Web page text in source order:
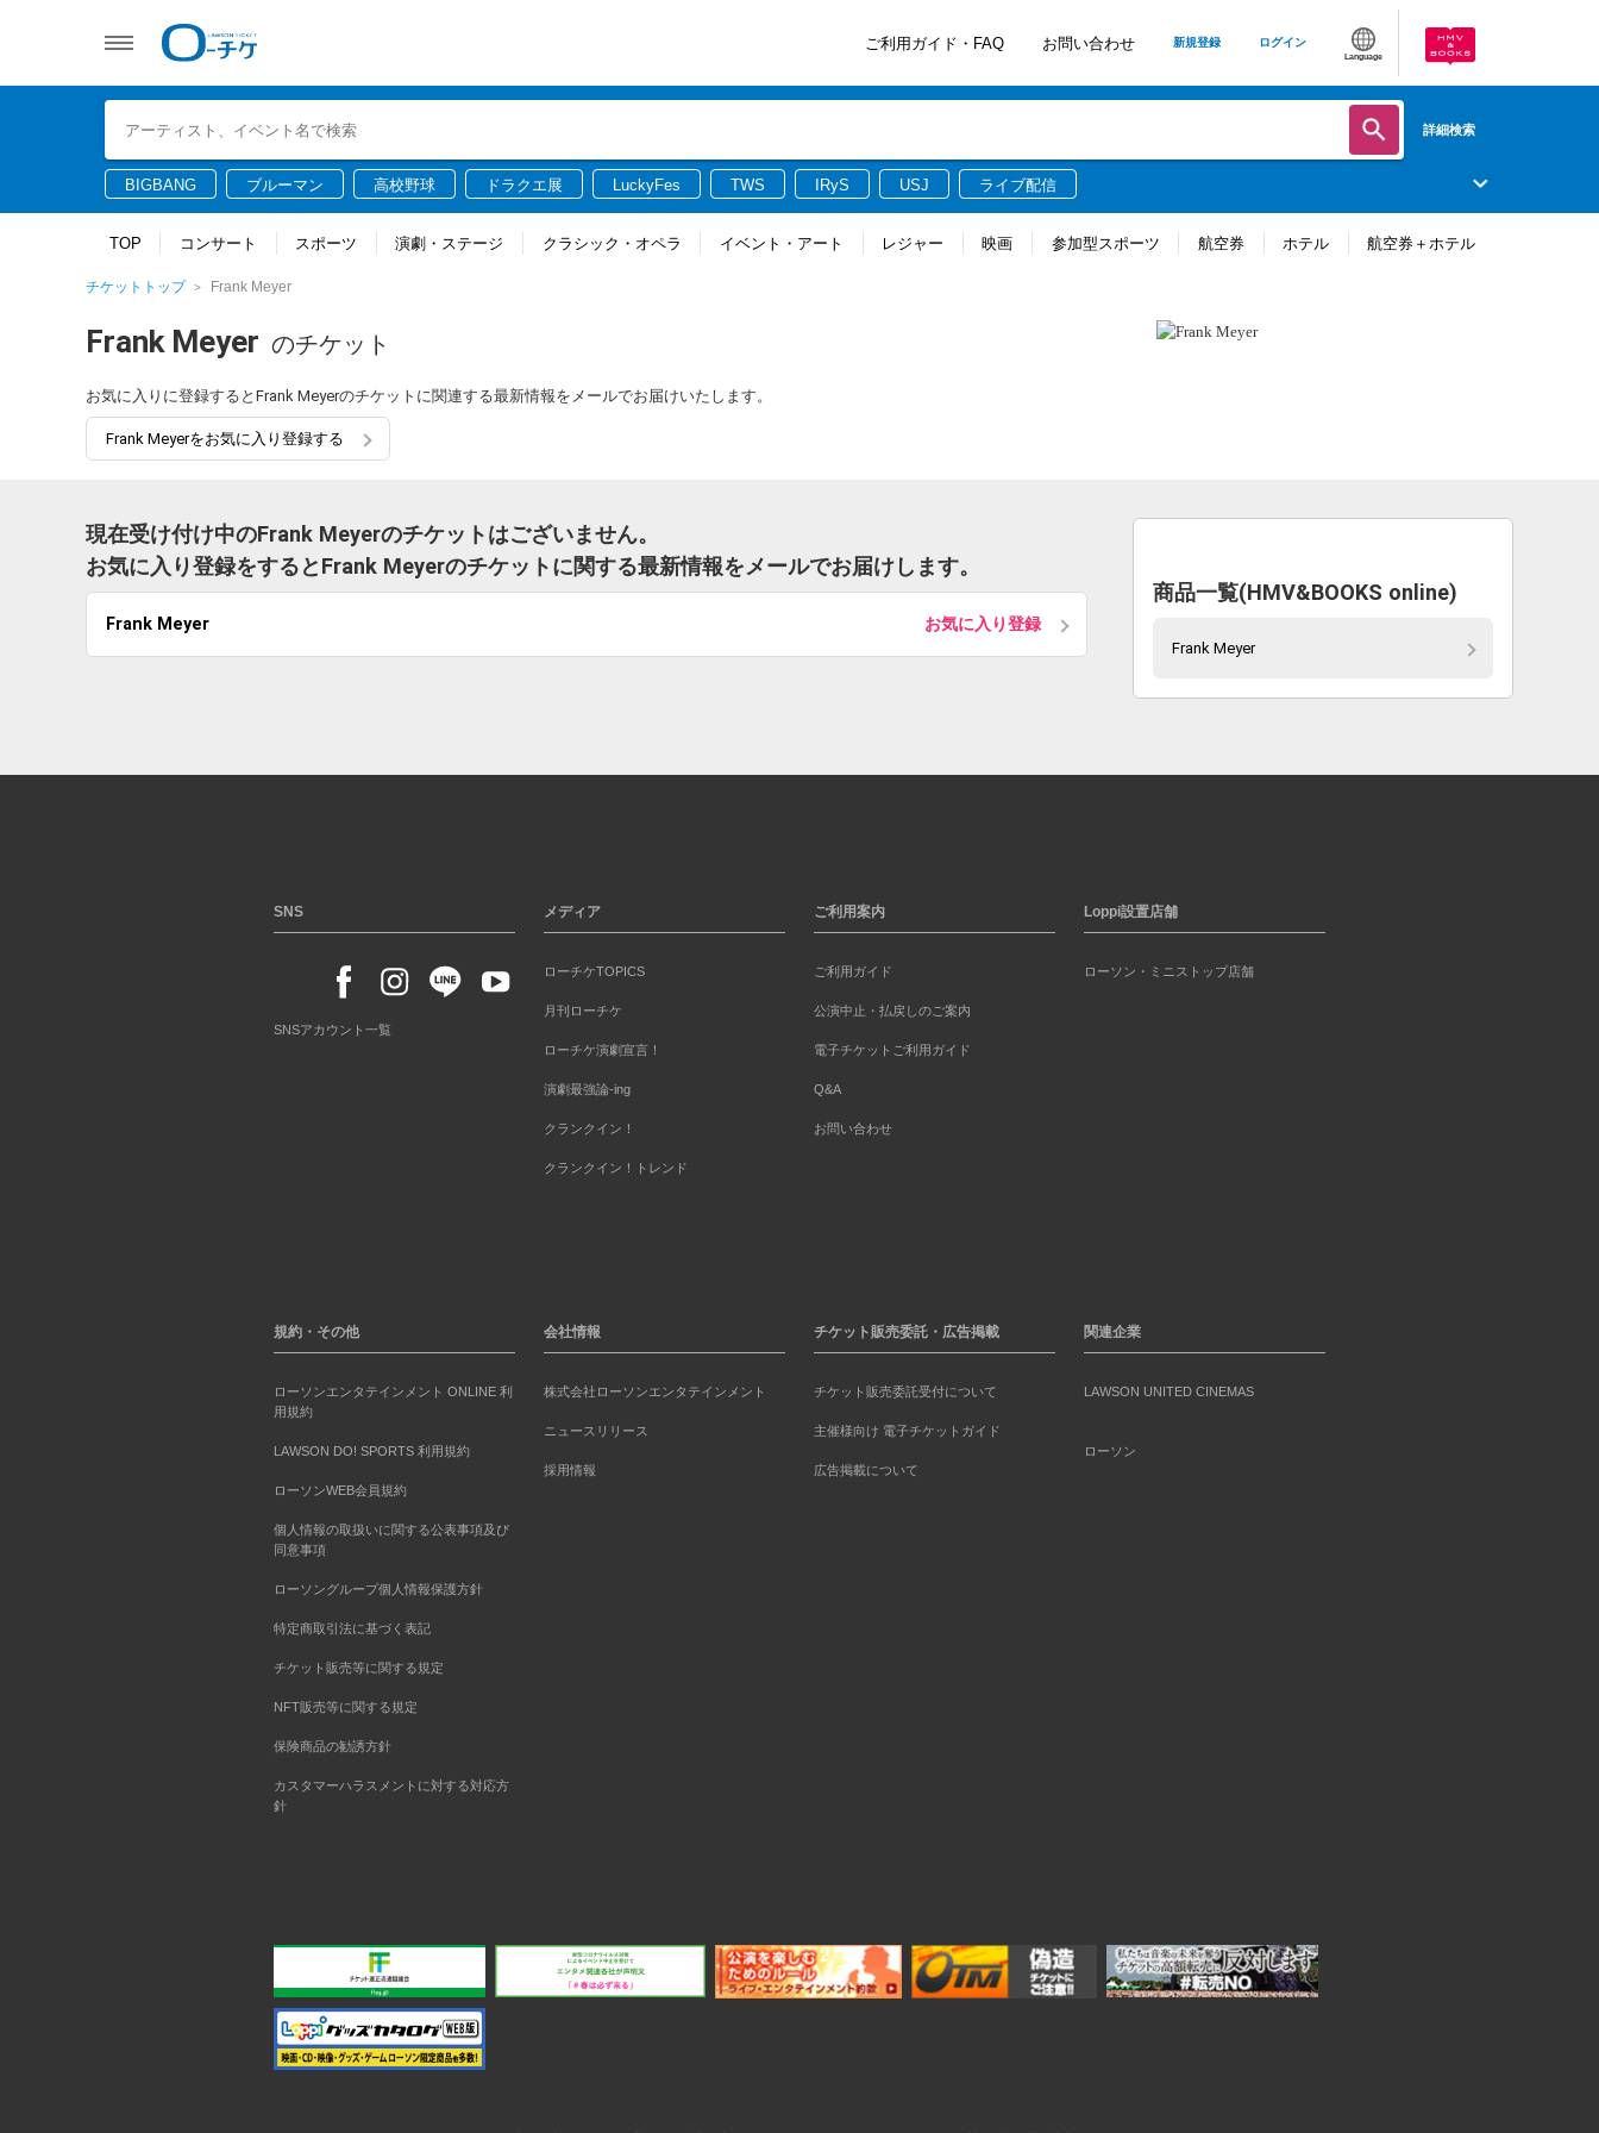
ご利用ガイド・FAQ お問い合わせ 新規登録 ログイン
Language
詳細検索
BIGBANG ブルーマン 高校野球 ドラクエ展 LuckyFes TWS IRyS USJ ライブ配信
TOP コンサート スポーツ 演劇・ステージ クラシック・オペラ イベント・アート レジャー 映画 参加型スポーツ 航空券 ホテル 航空券＋ホテル
チケットトップ Frank Meyer
Frank Meyer のチケット
お気に入りに登録するとFrank Meyerのチケットに関連する最新情報をメールでお届けいたします。
Frank Meyerをお気に入り登録する
現在受け付け中のFrank Meyerのチケットはございません。
お気に入り登録をするとFrank Meyerのチケットに関する最新情報をメールでお届けします。
Frank Meyer お気に入り登録
商品一覧(HMV&BOOKS online)
Frank Meyer
SNS
SNSアカウント一覧
メディア
ローチケTOPICS
月刊ローチケ
ローチケ演劇宣言！
演劇最強論-ing
クランクイン！
クランクイン！トレンド
ご利用案内
ご利用ガイド
公演中止・払戻しのご案内
電子チケットご利用ガイド
Q&A
お問い合わせ
Loppi設置店舗
ローソン・ミニストップ店舗
規約・その他
ローソンエンタテインメント ONLINE 利
用規約
LAWSON DO! SPORTS 利用規約
ローソンWEB会員規約
個人情報の取扱いに関する公表事項及び
同意事項
ローソングループ個人情報保護方針
特定商取引法に基づく表記
チケット販売等に関する規定
NFT販売等に関する規定
保険商品の勧誘方針
カスタマーハラスメントに対する対応方
針
会社情報
株式会社ローソンエンタテインメント
ニュースリリース
採用情報
チケット販売委託・広告掲載
チケット販売委託受付について
主催様向け 電子チケットガイド
広告掲載について
関連企業
LAWSON UNITED CINEMAS
ローソン